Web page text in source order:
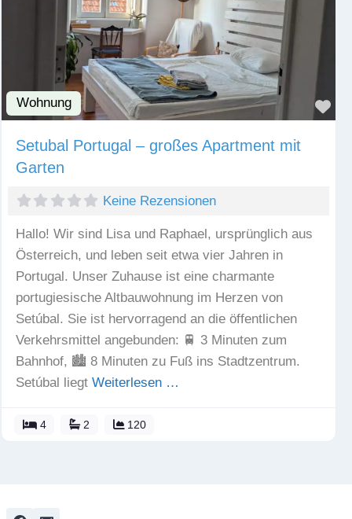
Wohnung
Setubal Portugal – großes Apartment mit
Garten
Keine Rezensionen
Hallo! Wir sind Lisa und Raphael, ursprünglich aus
Österreich, und leben seit etwa vier Jahren in
Portugal. Unser Zuhause ist eine charmante
portugiesische Altbauwohnung im Herzen von
Setúbal. Sie ist hervorragend an die öffentlichen
Verkehrsmittel angebunden: 🚆 3 Minuten zum
Bahnhof, 🏙️ 8 Minuten zu Fuß ins Stadtzentrum.
Setúbal liegt Weiterlesen …
4 2 120